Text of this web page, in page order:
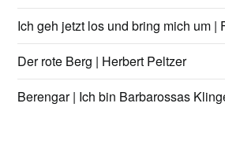
Ich geh jetzt los und bring mich um |
Der rote Berg | Herbert Peltzer
Berengar | Ich bin Barbarossas